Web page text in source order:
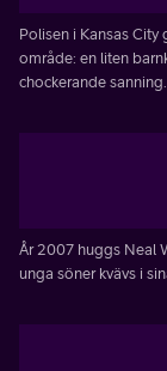
Polisen i Kansas
område: en liten
chockerande sanning.
År 2007 huggs Neal
unga söner kvävs i